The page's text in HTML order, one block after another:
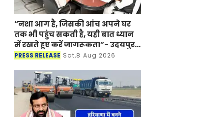
“नशा आग है, जिसकी आंच अपने घर
तक भी पहुंच सकती है, यही बात ध्यान
में रखते हुए करें जागरूकता”- उदयपुर
में राज्यपाल के निर्देश
PRESS RELEASE Sat,8 Aug 2026